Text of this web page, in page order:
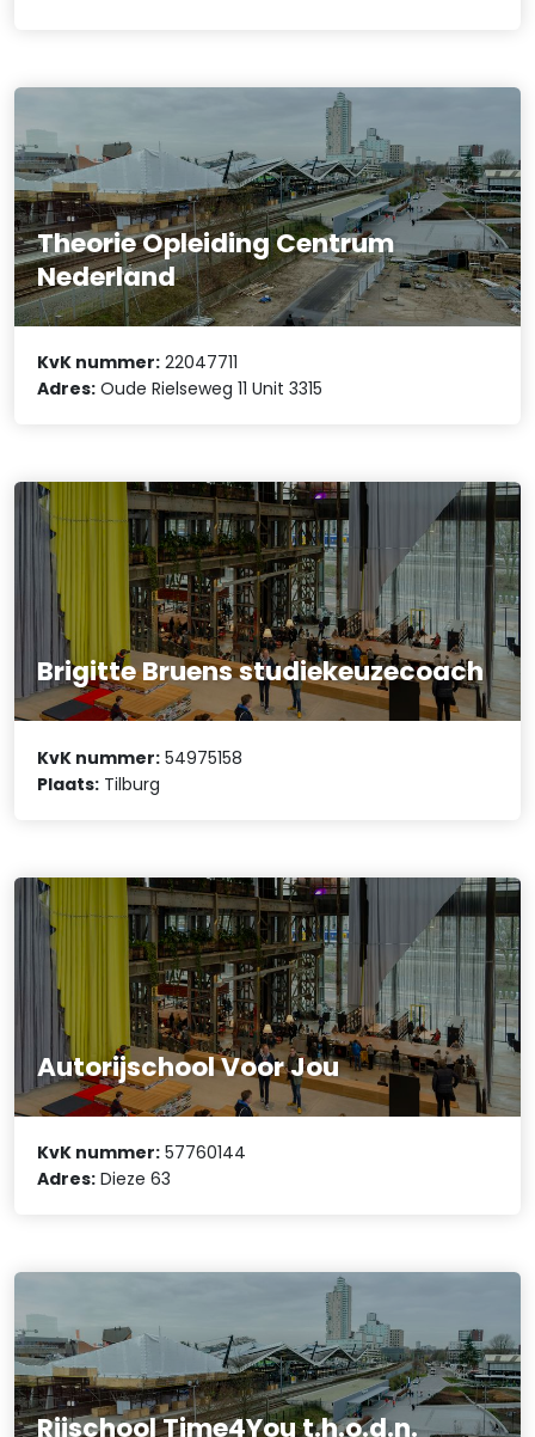
Theorie Opleiding Centrum
Nederland
KvK nummer: 22047711
Adres: Oude Rielseweg 11 Unit 3315
Brigitte Bruens studiekeuzecoach
KvK nummer: 54975158
Plaats: Tilburg
Autorijschool Voor Jou
KvK nummer: 57760144
Adres: Dieze 63
Rijschool Time4You t.h.o.d.n.